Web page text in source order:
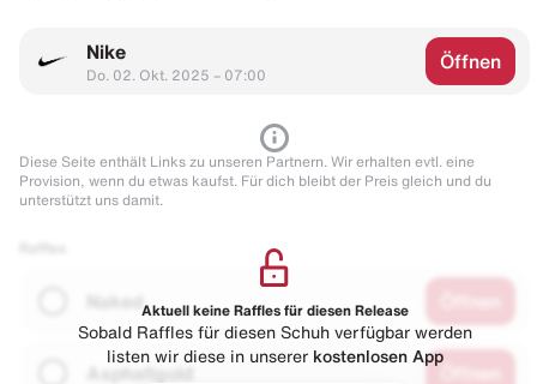
Nike
Do. 02. Okt. 2025 – 07:00
Öffnen
Diese Seite enthält Links zu unseren Partnern. Wir erhalten evtl. eine
Provision, wenn du etwas kaufst. Für dich bleibt der Preis gleich und du
unterstützt uns damit.
Naked
Asphaltgold
Aktuell keine Raffles für diesen Release
Sobald Raffles für diesen Schuh verfügbar werden
listen wir diese in unserer kostenlosen App